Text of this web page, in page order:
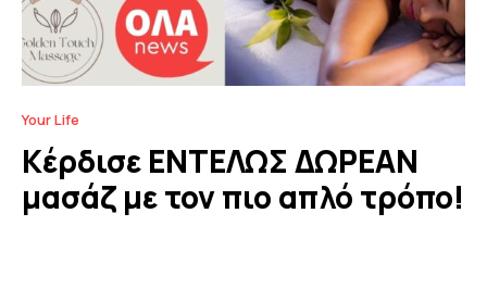
Your Life
Κέρδισε ΕΝΤΕΛΩΣ ΔΩΡΕΑΝ
μασάζ με τον πιο απλό τρόπο!